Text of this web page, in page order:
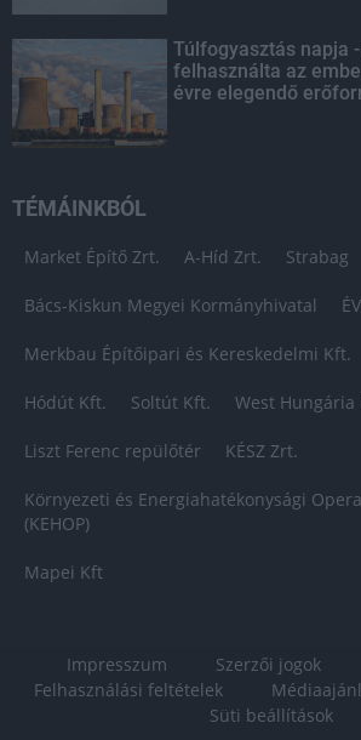
Túlfogyasztás napja
felhasználta az
évre elegendő
TÉMÁINKBÓL
Market Építő Zrt. A-Híd Zrt. Strabag
Bács-Kiskun Megyei Kormányhivatal
Merkbau Építőipari és Kereskedelmi Kft.
Hódút Kft. Soltút Kft. West Hungária
Liszt Ferenc repülőtér KÉSZ Zrt.
Környezeti és Energiahatékonysági
(KEHOP)
Mapei Kft
Impresszum Szerzői jogok
Felhasználási feltételek
Süti beállítások